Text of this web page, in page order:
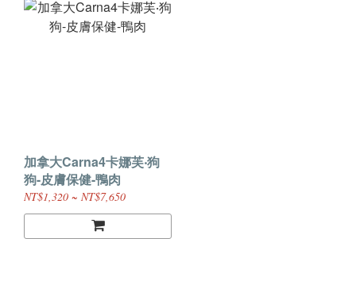
加拿大Carna4卡娜芙‧狗
狗-皮膚保健-鴨肉
NT$1,320 ~ NT$7,650